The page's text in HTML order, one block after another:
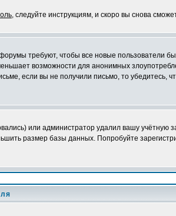
, следуйте инструкциям, и скоро вы снова
требуют, чтобы все новые пользователи
возможности для анонимных
если вы не получили письмо, то убедитесь,
или администратор удалил вашу учётную
размер базы данных. Попробуйте